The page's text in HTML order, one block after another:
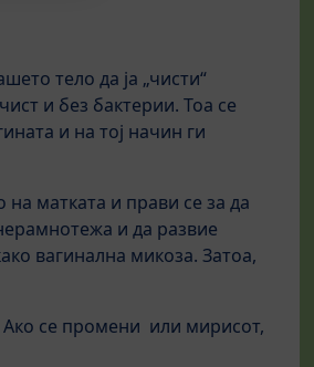
тело да ја „чисти“
и без бактерии. Тоа се
и на тој начин ги
на матката и прави се за да
и да развие
вагинална микоза. Затоа,
се промени или мирисот,